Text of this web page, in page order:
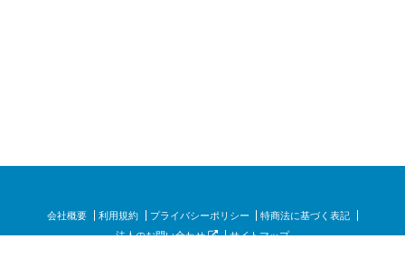
会社概要 利用規約 プライバシーポリシー
特商法に基づく表記
法人のお問い合わせ
サイトマップ